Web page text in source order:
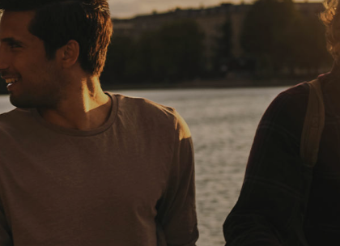
Mijn Eigen Huis
Financiele check
Toewijzing